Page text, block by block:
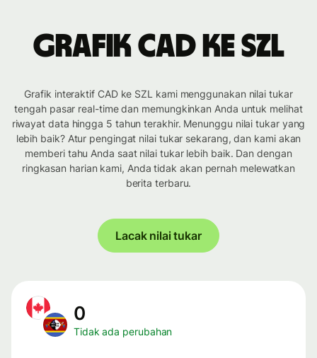
Grafik CAD ke SZL
Grafik interaktif CAD ke SZL kami menggunakan nilai tukar
tengah pasar real-time dan memungkinkan Anda untuk melihat
riwayat data hingga 5 tahun terakhir. Menunggu nilai tukar yang
lebih baik? Atur pengingat nilai tukar sekarang, dan kami akan
memberi tahu Anda saat nilai tukar lebih baik. Dan dengan
ringkasan harian kami, Anda tidak akan pernah melewatkan
berita terbaru.
Lacak nilai tukar
0
Tidak ada perubahan